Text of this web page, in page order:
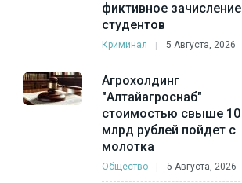
фиктивное зачисление
студентов
Криминал 5 Августа, 2026
Агрохолдинг
"Алтайагроснаб"
стоимостью свыше 10
млрд рублей пойдет с
молотка
Общество 5 Августа, 2026